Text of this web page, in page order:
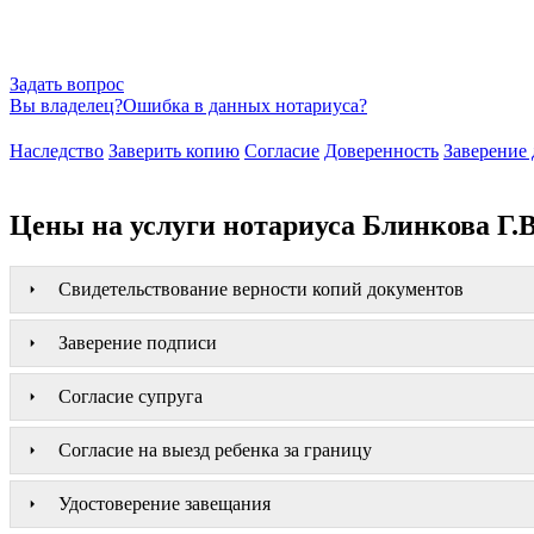
Задать вопрос
Вы владелец?Ошибка в данных нотариуса?
Наследство Заверить копию Согласие Доверенность Заверение
Цены на услуги нотариуса Блинкова
Свидетельствование верности копий документов
Заверение подписи
Согласие супруга
Согласие на выезд ребенка за границу
Удостоверение завещания